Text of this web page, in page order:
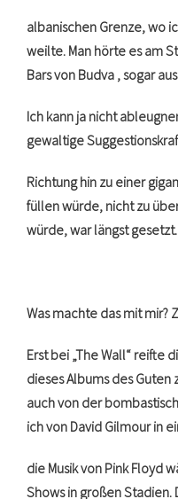
albanischen Grenze, wo
weilte. Man hörte es am
Bars von Budva , sogar
Ich kann ja nicht
gewaltige
Richtung hin zu einer
füllen würde, nicht zu
würde, war längst gesetzt.
Was machte das mit mir?
Erst bei „The Wall“ reifte
dieses Albums des
auch von der
ich von David Gilmour in
die Musik von Pink Floyd
Shows in großen Stadien.